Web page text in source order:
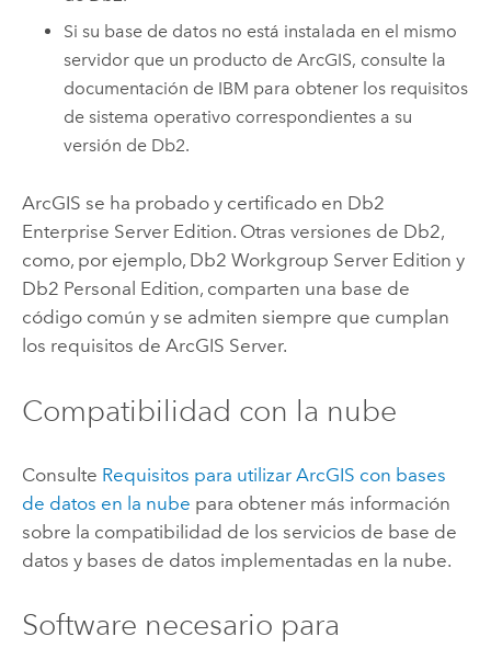
Si su base de datos no está instalada en el mismo
servidor que un producto de ArcGIS, consulte la
documentación de IBM para obtener los requisitos
de sistema operativo correspondientes a su
versión de Db2.
ArcGIS se ha probado y certificado en Db2
Enterprise Server Edition. Otras versiones de Db2,
como, por ejemplo, Db2 Workgroup Server Edition y
Db2 Personal Edition, comparten una base de
código común y se admiten siempre que cumplan
los requisitos de ArcGIS Server.
Compatibilidad con la nube
Consulte Requisitos para utilizar ArcGIS con bases
de datos en la nube para obtener más información
sobre la compatibilidad de los servicios de base de
datos y bases de datos implementadas en la nube.
Software necesario para